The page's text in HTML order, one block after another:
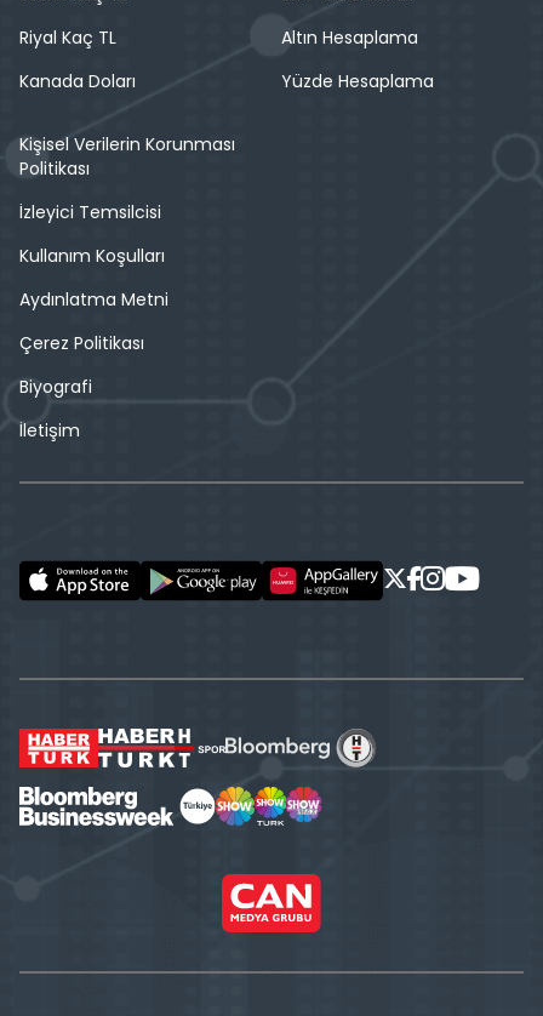
Riyal Kaç TL
Kanada Doları
Altın Hesaplama
Yüzde Hesaplama
Kişisel Verilerin Korunması
Politikası
İzleyici Temsilcisi
Kullanım Koşulları
Aydınlatma Metni
Çerez Politikası
Biyografi
İletişim